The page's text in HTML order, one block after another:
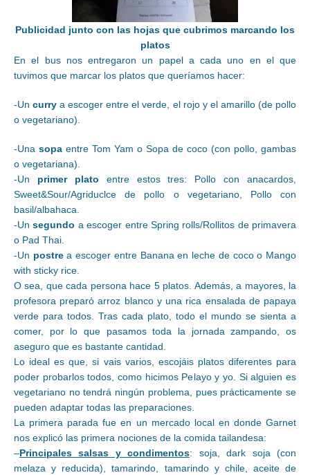
Publicidad junto con las hojas que cubrimos marcando los
platos
En el bus nos entregaron un papel a cada uno en el que
tuvimos que marcar los platos que queríamos hacer:
-Uncurry a escoger entre el verde, el rojo y el amarillo (de pollo
o vegetariano).
-Una sopa entre Tom Yam o Sopa de coco (con pollo, gambas
o vegetariana).
-Un primer plato entre estos tres: Pollo con anacardos,
Sweet&Sour/Agriduclce de pollo o vegetariano, Pollo con
basil/albahaca.
-Unsegundo a escoger entre Spring rolls/Rollitos de primavera
o Pad Thai.
-Un postrea escoger entre Banana en leche de coco o Mango
with sticky rice.
O sea, que cada persona hace 5 platos. Además, a mayores, la
profesora preparó arroz blanco y una rica ensalada de papaya
verde para todos. Tras cada plato, todo el mundo se sienta a
comer, por lo que pasamos toda la jornada zampando, os
aseguro que es bastante cantidad.
Lo ideal es que, si vais varios, escojáis platos diferentes para
poder probarlos todos, como hicimos Pelayo y yo. Si alguien es
vegetariano no tendrá ningún problema, pues prácticamente se
pueden adaptar todas las preparaciones.
La primera parada fue en un mercado local en donde Garnet
nos explicó las primera nociones de la comida tailandesa:
–Principales salsas y condimentos: soja, dark soja (con
melaza y reducida), tamarindo, tamarindo y chile, aceite de